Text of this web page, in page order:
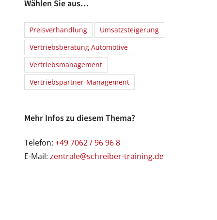
Wählen Sie aus…
Preisverhandlung
Umsatzsteigerung
Vertriebsberatung Automotive
Vertriebsmanagement
Vertriebspartner-Management
Mehr Infos zu diesem Thema?
Telefon: +49 7062 / 96 96 8
E-Mail: zentrale@schreiber-training.de